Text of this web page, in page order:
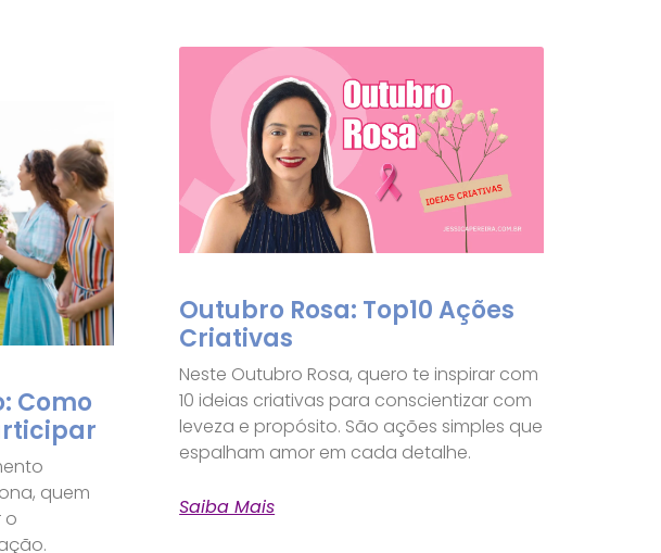
Como
quem
o
Outubro Rosa: Top10 Ações
Criativas
Neste Outubro Rosa, quero te inspirar com
10 ideias criativas para conscientizar com
leveza e propósito. São ações simples que
espalham amor em cada detalhe.
Saiba Mais